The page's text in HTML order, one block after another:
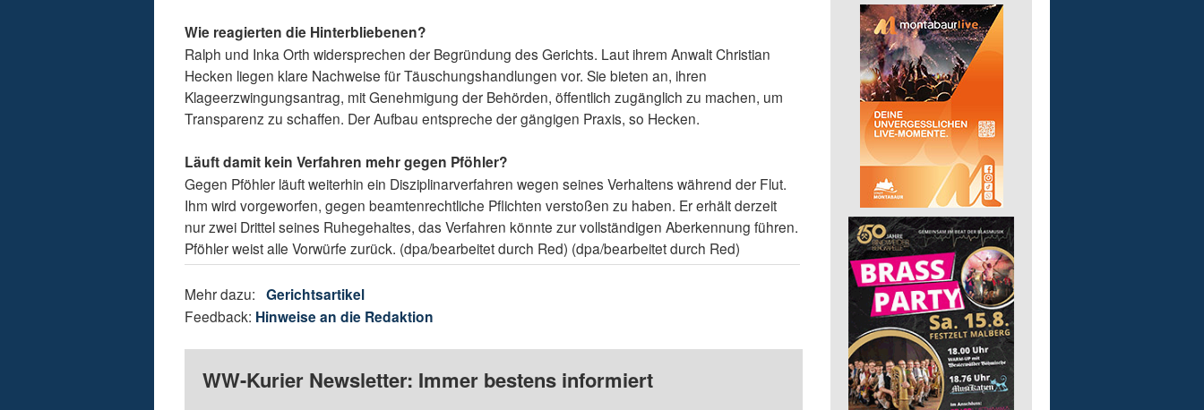
Wie reagierten die Hinterbliebenen?
Ralph und Inka Orth widersprechen der Begründung des Gerichts. Laut ihrem Anwalt Christian
Hecken liegen klare Nachweise für Täuschungshandlungen vor. Sie bieten an, ihren
Klageerzwingungsantrag, mit Genehmigung der Behörden, öffentlich zugänglich zu machen, um
Transparenz zu schaffen. Der Aufbau entspreche der gängigen Praxis, so Hecken.
Läuft damit kein Verfahren mehr gegen Pföhler?
Gegen Pföhler läuft weiterhin ein Disziplinarverfahren wegen seines Verhaltens während der Flut.
Ihm wird vorgeworfen, gegen beamtenrechtliche Pflichten verstoßen zu haben. Er erhält derzeit
nur zwei Drittel seines Ruhegehaltes, das Verfahren könnte zur vollständigen Aberkennung führen.
Pföhler weist alle Vorwürfe zurück. (dpa/bearbeitet durch Red) (dpa/bearbeitet durch Red)
Mehr dazu:Gerichtsartikel
Feedback: Hinweise an die Redaktion
WW-Kurier Newsletter: Immer bestens informiert